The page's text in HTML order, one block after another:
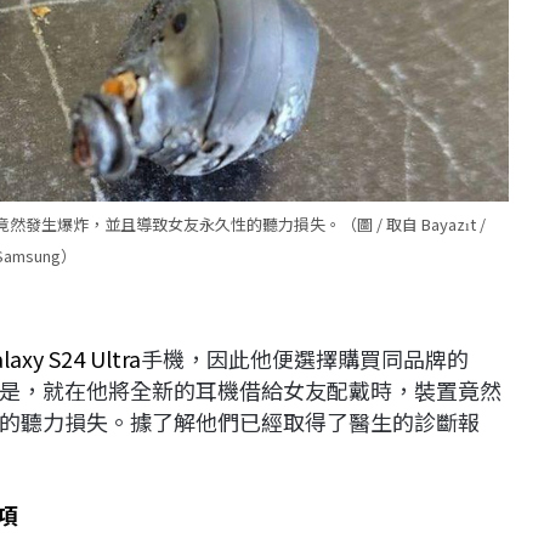
發生爆炸，並且導致女友永久性的聽力損失。（圖 / 取自 Bayazıt /
）
S24 Ultra手機，因此他便選擇購買同品牌的
，就在他將全新的耳機借給女友配戴時，裝置竟然
聽力損失。據了解他們已經取得了醫生的診斷報